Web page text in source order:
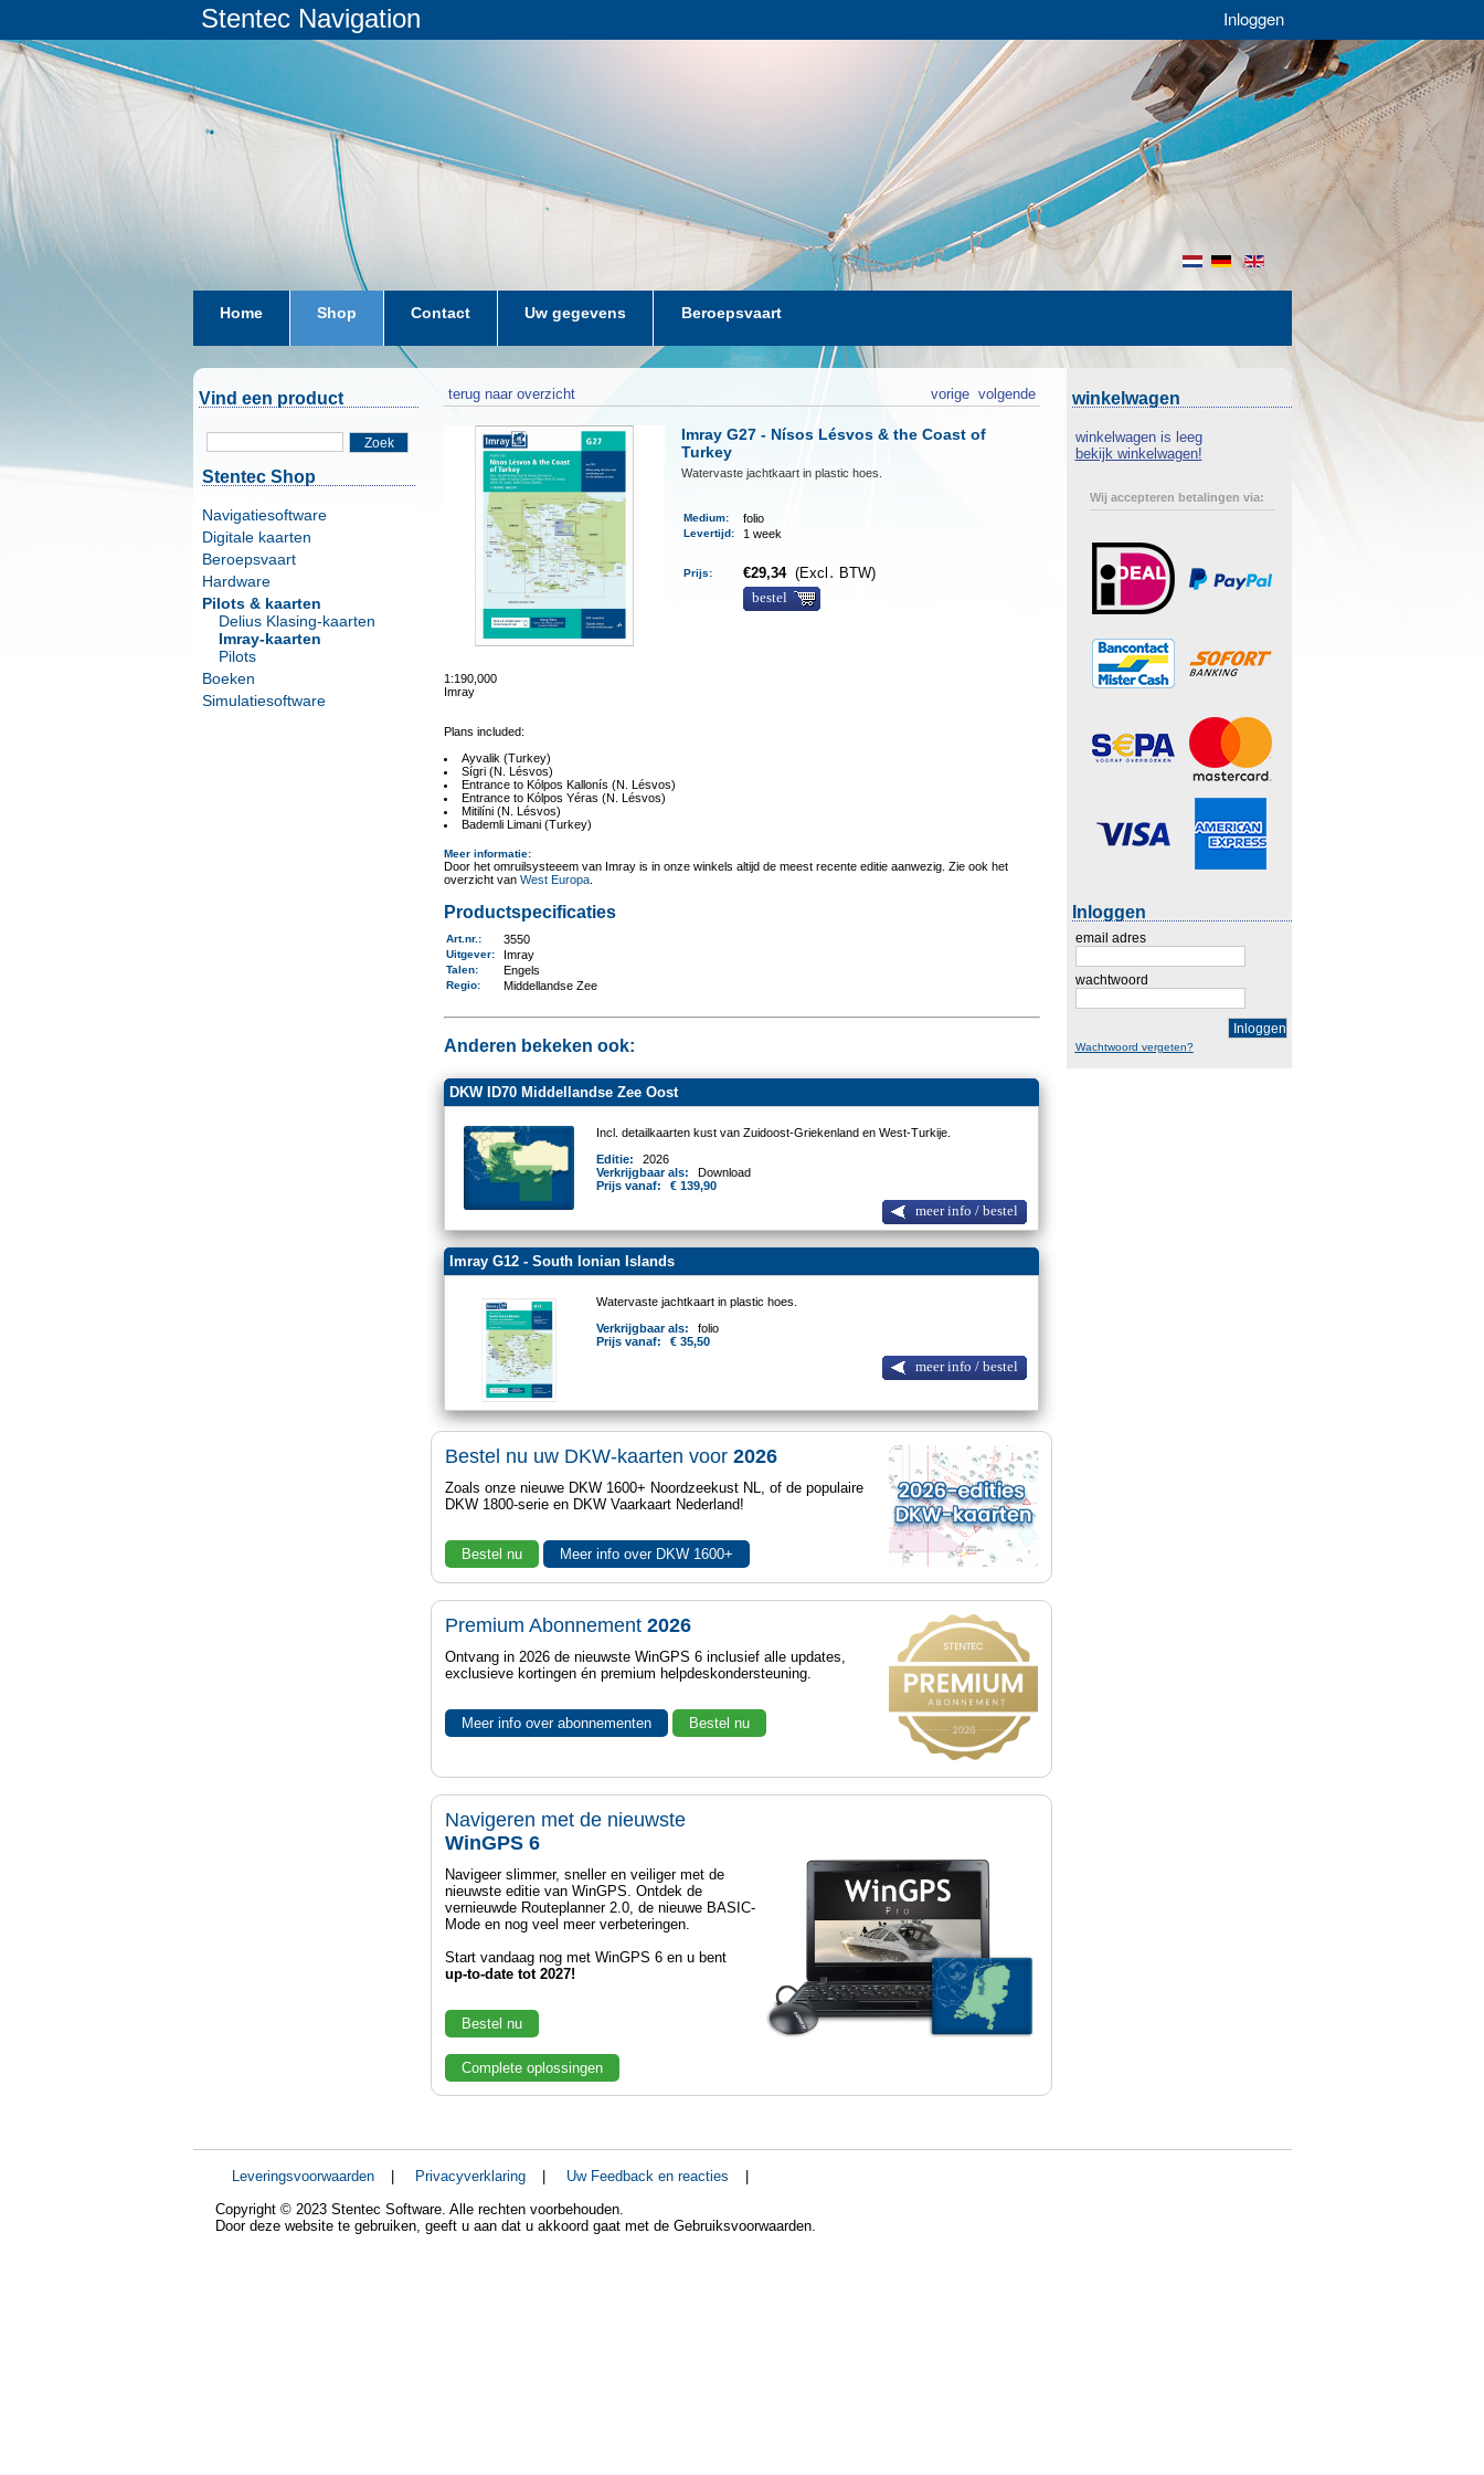
Stentec Navigation Inloggen
en
de
nl
Home Shop Contact Uw gegevens Beroepsvaart
Vind een product
Zoek
Stentec Shop
Navigatiesoftware
Digitale kaarten
Beroepsvaart
Hardware
Pilots & kaarten
Delius Klasing-kaarten
Imray-kaarten
Pilots
Boeken
Simulatiesoftware
terug naar overzicht volgende
vorige
Imray G27 - Nísos Lésvos & the Coast of
Turkey
Watervaste jachtkaart in plastic hoes.
Medium: folio
Levertijd: 1 week
Prijs: €29,34(Excl․ BTW)
bestel
1:190,000
Imray
Plans included:
Ayvalik (Turkey)
Sígri (N. Lésvos)
Entrance to Kólpos Kallonís (N. Lésvos)
Entrance to Kólpos Yéras (N. Lésvos)
Mitilíni (N. Lésvos)
Bademli Limani (Turkey)
Meer informatie:
Door het omruilsysteeem van Imray is in onze winkels altijd de meest recente editie aanwezig. Zie ook het
overzicht vanWest Europa
Productspecificaties
Art.nr. : 3550
Uitgever: Imray
Talen: Engels
Regio: Middellandse Zee
Anderen bekeken ook:
DKW ID70 Middellandse Zee Oost
Incl. detailkaarten kust van Zuidoost-Griekenland en West-Turkije.
Editie:
2026
Verkrijgbaar als:
Download
Prijs vanaf:
€ 139,90
meer info / bestel
Imray G12 - South Ionian Islands
Watervaste jachtkaart in plastic hoes.
Verkrijgbaar als:
folio
Prijs vanaf:
€ 35,50
meer info / bestel
Bestel nu uw DKW-kaarten voor2026
Zoals onze nieuwe DKW 1600+ Noordzeekust NL, of de populaire
DKW 1800-serie en DKW Vaarkaart Nederland!
Bestel nu Meer info over DKW 1600+
Premium Abonnement2026
Ontvang in 2026 de nieuwste WinGPS 6 inclusief alle updates,
exclusieve kortingen én premium helpdeskondersteuning.
Meer info over abonnementen Bestel nu
Navigeren met de nieuwste
WinGPS 6
Navigeer slimmer, sneller en veiliger met de
nieuwste editie van WinGPS. Ontdek de
vernieuwde Routeplanner 2.0, de nieuwe BASIC-
Mode en nog veel meer verbeteringen.
Start vandaag nog met WinGPS 6 en u bent
up-to-date tot 2027!
Bestel nu
Complete oplossingen
winkelwagen
winkelwagen is leeg
bekijk winkelwagen!
Wij accepteren betalingen via:
Inloggen
email adres
wachtwoord
Inloggen
Wachtwoord vergeten?
Leveringsvoorwaarden | Privacyverklaring | Uw Feedback en reacties
|
Copyright © 2023 Stentec Software. Alle rechten voorbehouden.
Door deze website te gebruiken, geeft u aan dat u akkoord gaat met de Gebruiksvoorwaarden.